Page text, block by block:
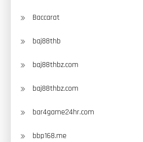
Baccarat
baj88thb
baj88thbz.com
baj88thbz.com
bar4game24hr.com
bbp168.me